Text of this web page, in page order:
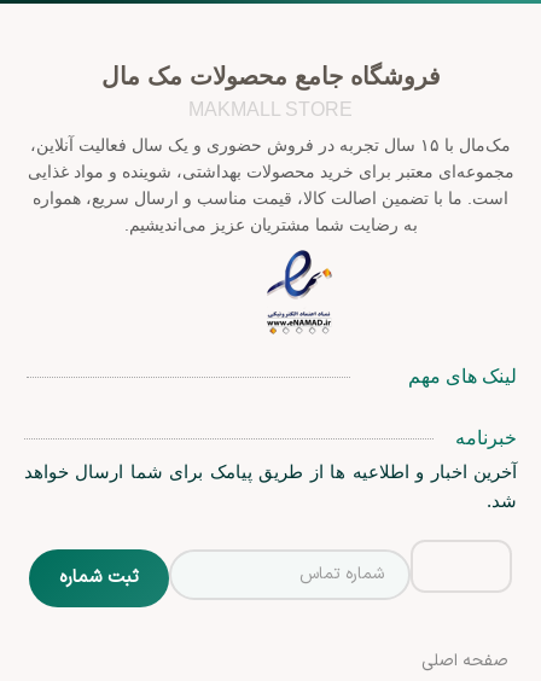
فروشگاه جامع محصولات مک مال
MAKMALL STORE
مک‌مال با ۱۵ سال تجربه در فروش حضوری و یک سال فعالیت آنلاین،
مجموعه‌ای معتبر برای خرید محصولات بهداشتی، شوینده و مواد غذایی
است. ما با تضمین اصالت کالا، قیمت مناسب و ارسال سریع، همواره
به رضایت شما مشتریان عزیز می‌اندیشیم.
لینک های مهم
خبرنامه
آخرین اخبار و اطلاعیه ها از طریق پیامک برای شما ارسال خواهد
شد.
صفحه اصلی